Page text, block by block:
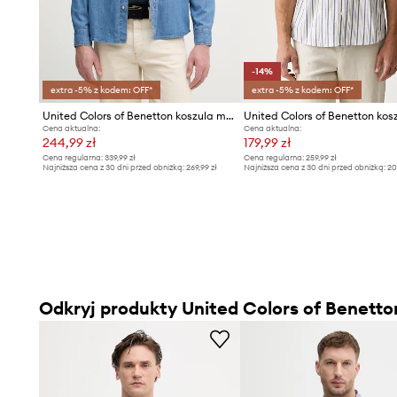
extra -5% z kodem: OFF*
United Colors of Benetton koszula męska jeansowa
Cena aktualna:
244,99 zł
Cena regularna: 339,99 zł
Najniższa cena z 30 dni przed obniżką: 269,99 zł
-14%
extra -5% z kodem: OFF*
Cena aktualna:
179,99 zł
Cena regularna:259,99 zł
Najniższa cena z 30 dni przed obniżką:
Odkryj produkty United Colors of